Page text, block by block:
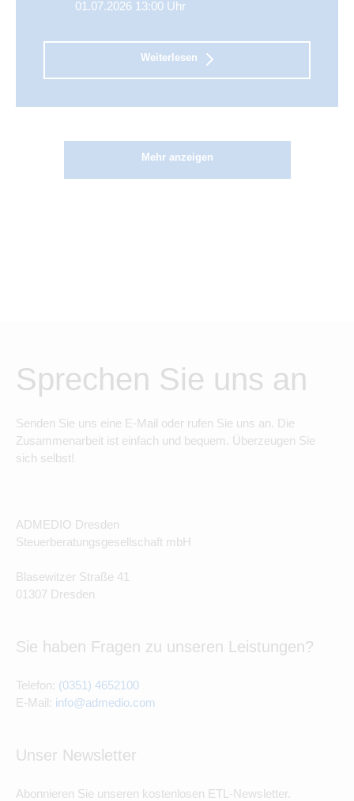
01.07.2026 13:00 Uhr
Weiterlesen
Mehr anzeigen
Sprechen Sie uns an
Senden Sie uns eine E-Mail oder rufen Sie uns an. Die
Zusammenarbeit ist einfach und bequem. Überzeugen Sie
sich selbst!
ADMEDIO Dresden
Steuerberatungsgesellschaft mbH
Blasewitzer Straße 41
01307 Dresden
Sie haben Fragen zu unseren Leistungen?
Telefon: (0351) 4652100
E-Mail: info@admedio.com
Unser Newsletter
Abonnieren Sie unseren kostenlosen ETL-Newsletter.